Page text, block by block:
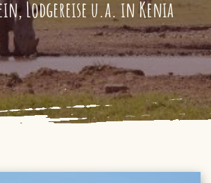
Lodgereise u.a. in Kenia